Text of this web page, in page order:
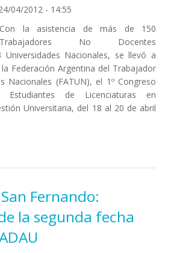
04/2012 - 14:55
Con la asistencia de más de 150
Trabajadores No Docentes
Universidades Nacionales, se llevó a
Federación Argentina del Trabajador
Nacionales (FATUN), el 1º Congreso
de Licenciaturas en
Universitaria, del 18 al 20 de abril
Fernando:
la segunda fecha